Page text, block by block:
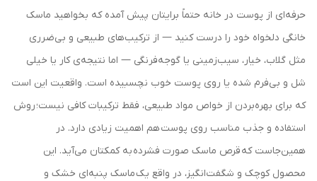
حرفه‌ای از پوست در خانه حتماً برایتان پیش آمده که بخواهید ماسک
خانگی دلخواه خود را درست کنید — از ترکیب‌های طبیعی و بی‌ضرری
مثل گلاب، خیار، سیب‌زمینی یا گوجه‌فرنگی — اما نتیجه‌ی کار یا خیلی
شل و بی‌فرم شده یا روی پوست خوب نچسبیده است. واقعیت این است
که برای بهره‌بردن از خواص مواد طبیعی، فقط ترکیبات کافی نیست؛ روش
استفاده و جذب مناسب روی پوست هم اهمیت زیادی دارد. در
همین‌جاست که قرص ماسک صورت فشرده به کمکتان می‌آید. این
محصول کوچک و شگفت‌انگیز، در واقع یک ماسک پنبه‌ای خشک و